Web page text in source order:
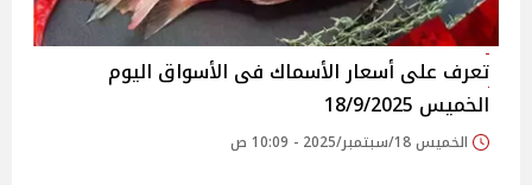
تعرف على أسعار الأسماك فى الأسواق‎‎ اليوم
الخميس 18/9/2025
الخميس 18/سبتمبر/2025 - 10:09 ص